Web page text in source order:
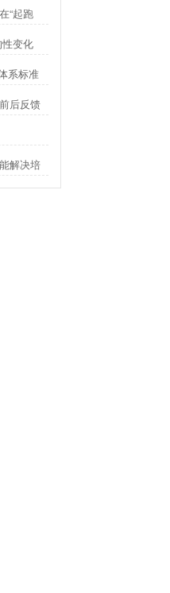
“起跑
变化
系标准
后反馈
解决培